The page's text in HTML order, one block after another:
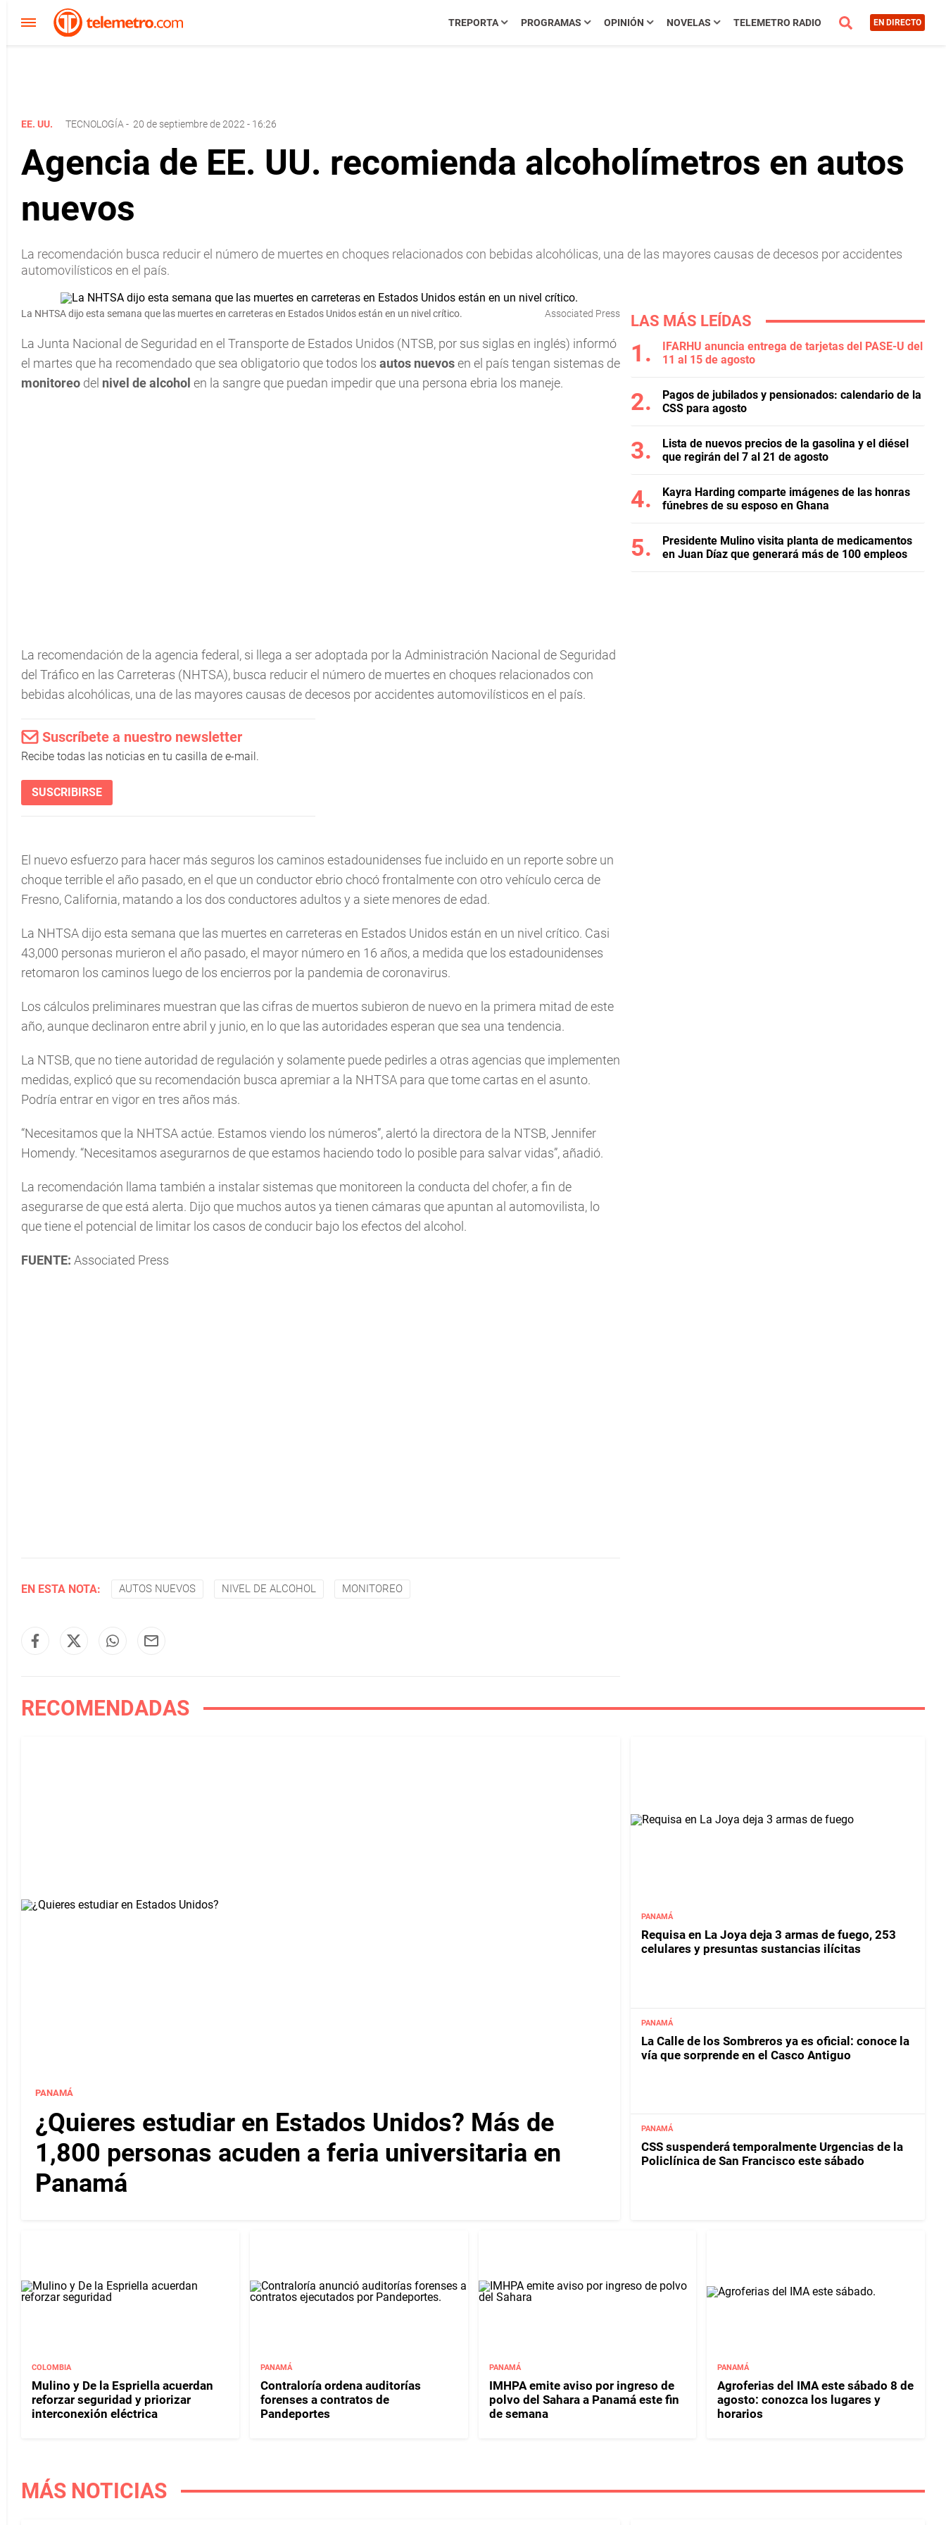
TREPORTA PROGRAMAS OPINIÓN NOVELAS TELEMETRO RADIO EN DIRECTO
EE. UU. TECNOLOGÍA - 20 de septiembre de 2022 - 16:26
Agencia de EE. UU. recomienda alcoholímetros en autos
nuevos
La recomendación busca reducir el número de muertes en choques relacionados con bebidas alcohólicas, una de las mayores causas de decesos por accidentes
automovilísticos en el país.
La NHTSA dijo esta semana que las muertes en carreteras en Estados Unidos están en un nivel crítico. Associated Press
La Junta Nacional de Seguridad en el Transporte de Estados Unidos (NTSB, por sus siglas en inglés) informó
el martes que ha recomendado que sea obligatorio que todos los autos nuevosen el país tengan sistemas de
monitoreo del nivel de alcohol en la sangre que puedan impedir que una persona ebria los maneje.
La recomendación de la agencia federal, si llega a ser adoptada por la Administración Nacional de Seguridad
del Tráfico en las Carreteras (NHTSA), busca reducir el número de muertes en choques relacionados con
bebidas alcohólicas, una de las mayores causas de decesos por accidentes automovilísticos en el país.
Suscríbete a nuestro newsletter
Recibe todas las noticias en tu casilla de e-mail.
SUSCRIBIRSE
El nuevo esfuerzo para hacer más seguros los caminos estadounidenses fue incluido en un reporte sobre un
choque terrible el año pasado, en el que un conductor ebrio chocó frontalmente con otro vehículo cerca de
Fresno, California, matando a los dos conductores adultos y a siete menores de edad.
La NHTSA dijo esta semana que las muertes en carreteras en Estados Unidos están en un nivel crítico. Casi
43,000 personas murieron el año pasado, el mayor número en 16 años, a medida que los estadounidenses
retomaron los caminos luego de los encierros por la pandemia de coronavirus.
Los cálculos preliminares muestran que las cifras de muertos subieron de nuevo en la primera mitad de este
año, aunque declinaron entre abril y junio, en lo que las autoridades esperan que sea una tendencia.
La NTSB, que no tiene autoridad de regulación y solamente puede pedirles a otras agencias que implementen
medidas, explicó que su recomendación busca apremiar a la NHTSA para que tome cartas en el asunto.
Podría entrar en vigor en tres años más.
“Necesitamos que la NHTSA actúe. Estamos viendo los números”, alertó la directora de la NTSB, Jennifer
Homendy. “Necesitamos asegurarnos de que estamos haciendo todo lo posible para salvar vidas”, añadió.
La recomendación llama también a instalar sistemas que monitoreen la conducta del chofer, a fin de
asegurarse de que está alerta. Dijo que muchos autos ya tienen cámaras que apuntan al automovilista, lo
que tiene el potencial de limitar los casos de conducir bajo los efectos del alcohol.
FUENTE: Associated Press
EN ESTA NOTA: AUTOS NUEVOS NIVEL DE ALCOHOL MONITOREO
LAS MÁS LEÍDAS
IFARHU anuncia entrega de tarjetas del PASE-U del
11 al 15 de agosto
Pagos de jubilados y pensionados: calendario de la
CSS para agosto
Lista de nuevos precios de la gasolina y el diésel
que regirán del 7 al 21 de agosto
Kayra Harding comparte imágenes de las honras
fúnebres de su esposo en Ghana
Presidente Mulino visita planta de medicamentos
en Juan Díaz que generará más de 100 empleos
RECOMENDADAS
PANAMÁ
¿Quieres estudiar en Estados Unidos? Más de
1,800 personas acuden a feria universitaria en
Panamá
PANAMÁ
Requisa en La Joya deja 3 armas de fuego, 253
celulares y presuntas sustancias ilícitas
PANAMÁ
La Calle de los Sombreros ya es oficial: conoce la
vía que sorprende en el Casco Antiguo
PANAMÁ
CSS suspenderá temporalmente Urgencias de la
Policlínica de San Francisco este sábado
COLOMBIA
Mulino y De la Espriella acuerdan
reforzar seguridad y priorizar
interconexión eléctrica
PANAMÁ
Contraloría ordena auditorías
forenses a contratos de
Pandeportes
PANAMÁ
IMHPA emite aviso por ingreso de
polvo del Sahara a Panamá este fin
de semana
PANAMÁ
Agroferias del IMA este sábado 8 de
agosto: conozca los lugares y
horarios
MÁS NOTICIAS